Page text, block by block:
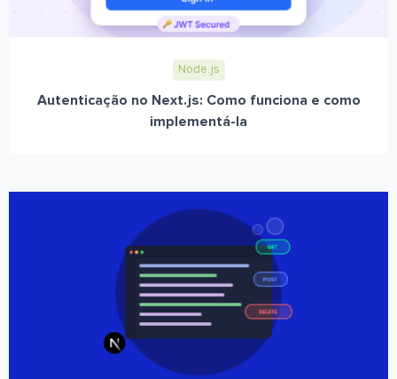
Node.js
Autenticação no Next.js: Como funciona e como
implementá-la